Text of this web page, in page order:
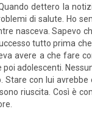
dettero la
di salute. Ho
nasceva. Sapevo
tutto prima
avere a che fare
adolescenti.
con lui
riuscita. Così è